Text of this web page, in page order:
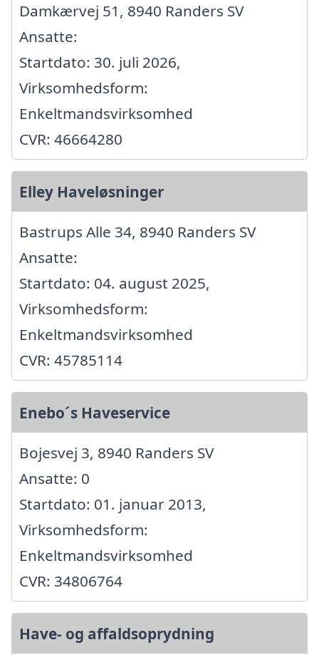
Damkærvej 51, 8940 Randers SV
Ansatte:
Startdato: 30. juli 2026,
Virksomhedsform:
Enkeltmandsvirksomhed
CVR: 46664280
Elley Haveløsninger
Bastrups Alle 34, 8940 Randers SV
Ansatte:
Startdato: 04. august 2025,
Virksomhedsform:
Enkeltmandsvirksomhed
CVR: 45785114
Enebo´s Haveservice
Bojesvej 3, 8940 Randers SV
Ansatte: 0
Startdato: 01. januar 2013,
Virksomhedsform:
Enkeltmandsvirksomhed
CVR: 34806764
Have- og affaldsoprydning